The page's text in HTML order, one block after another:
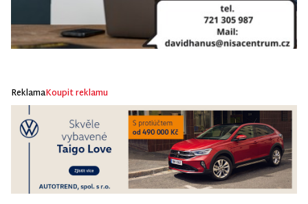
ReklamaKoupit reklamu